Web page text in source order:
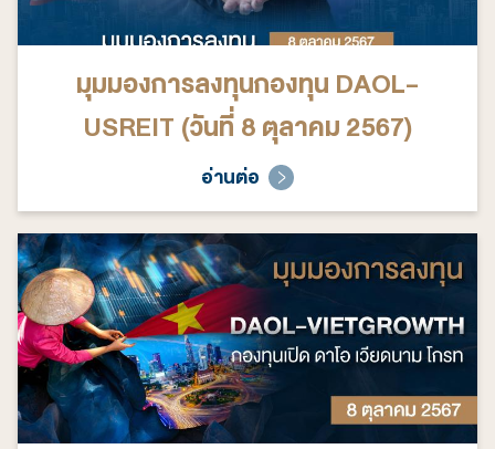
มุมมองการลงทุนกองทุน DAOL-
USREIT (วันที่ 8 ตุลาคม 2567)
อ่านต่อ